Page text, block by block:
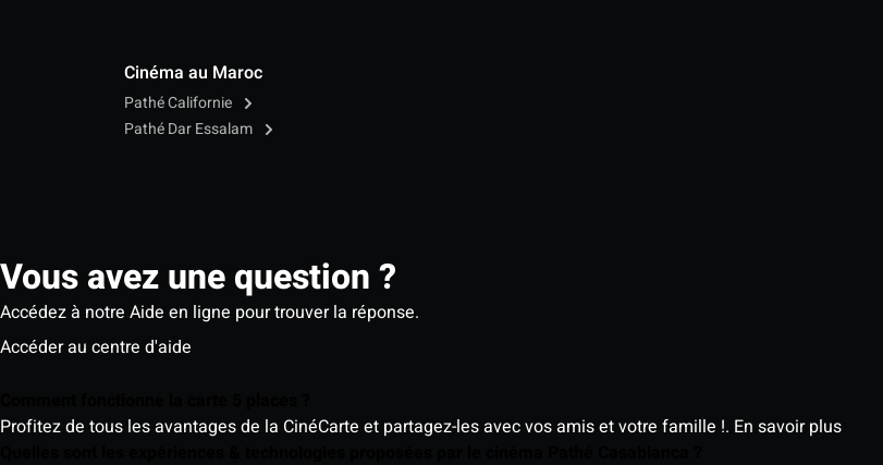
Cinéma au Maroc
Pathé Californie
Pathé Dar Essalam
Vous avez une question ?
Accédez à notre Aide en ligne pour trouver la réponse.
Accéder au centre d'aide
Profitez de tous les avantages de la CinéCarte et partagez-les avec vos amis et votre famille !. En savoir plus